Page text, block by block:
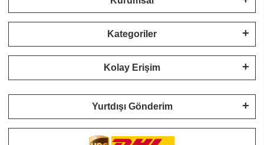
Kategoriler
Kolay Erişim
Yurtdışı Gönderim